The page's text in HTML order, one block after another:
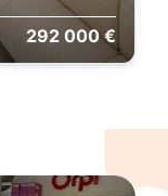
292 000 €